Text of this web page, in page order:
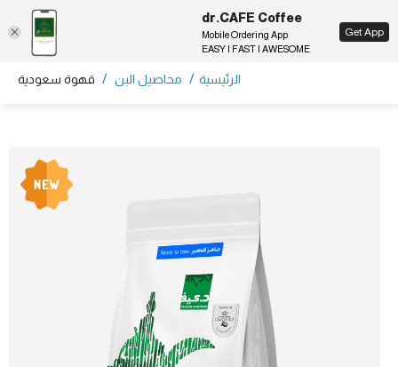
EN
الرئيسية / محاصيل البن / قهوة سعودية
dr.CAFE Coffee
Mobile Ordering App
EASY | FAST | AWESOME
Get App